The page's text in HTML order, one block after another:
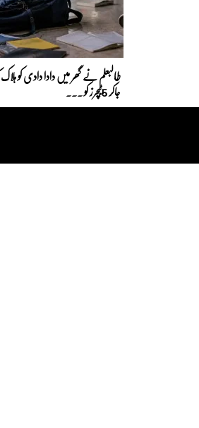
جاکر 5ٹیچرز کو ...